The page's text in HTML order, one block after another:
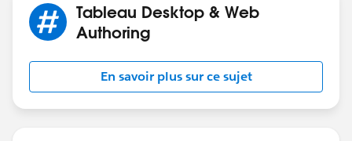
And your 2nd question, you can create a calculation
Tableau Desktop & Web
Authoring
En savoir plus sur ce sujet